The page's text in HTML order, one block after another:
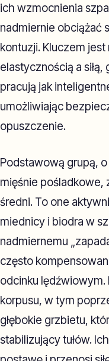
ich wzmocnienia
nadmiernie obciążać
kontuzji. Kluczem
elastycznością a
pracują jak
umożliwiając
opuszczenie.
Podstawową grupą,
mięśnie pośladkowe,
średni. To one
miednicy i biodra w
nadmiernemu
często
odcinku lędźwiowym.
korpusu, w tym
głębokie grzbietu,
stabilizujący tułów.